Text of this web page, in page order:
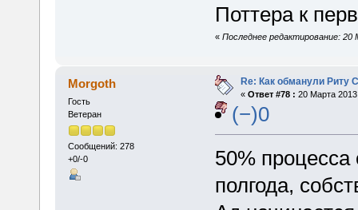
Поттера к
« Последнее редактирование:
Morgoth
Гость
Ветеран
Сообщений: 278
+0/-0
Re: Как обманули Риту
« Ответ #78 : 20 Марта
(−)0
50% процесса
полгода,